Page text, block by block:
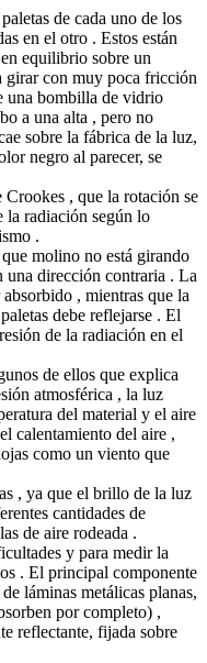
de cada uno de los
en el otro . Estos están
equilibrio sobre un
girar con muy poca fricción
una bombilla de vidrio
a una alta , pero no
sobre la fábrica de la luz,
negro al parecer, se
, que la rotación se
la radiación según lo
.
molino no está girando
una dirección contraria . La
, mientras que la
debe reflejarse . El
de la radiación en el
de ellos que explica
atmosférica , la luz
del material y el aire
calentamiento del aire ,
como un viento que
, ya que el brillo de la luz
cantidades de
de aire rodeada .
y para medir la
. El principal componente
láminas metálicas planas,
por completo) ,
reflectante, fijada sobre